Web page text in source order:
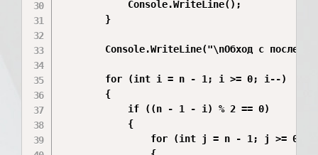
            Console.WriteLine();
        }
Console.WriteLine("\nОбход с
        for (int i = n - 1; i >= 0; i--)
        {
            if ((n - 1 - i) % 2 == 0)
            {
for (int j = n - 1; j >= 0;